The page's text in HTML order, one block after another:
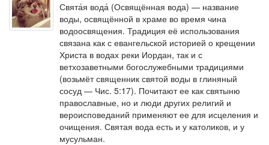
Свята́я вода́ (Освящённая вода) — название
воды, освящённой в храме во время чина
водоосвящения. Традиция её использования
связана как с евангельской историей о крещении
Христа в водах реки Иордан, так и с
ветхозаветными богослужебными традициями
(возьмёт священник святой воды в глиняный
сосуд — Чис. 5:17). Почитают ее как святыню
православные, но и люди других религий и
вероисповеданий применяют ее для исцеления и
очищения. Святая вода есть и у католиков, и у
мусульман.